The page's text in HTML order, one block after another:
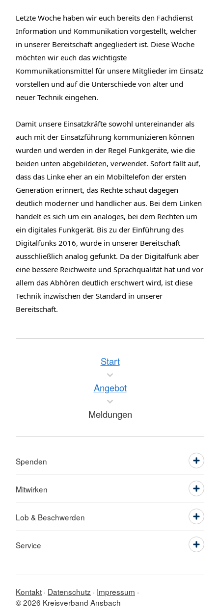
Letzte Woche haben wir euch bereits den Fachdienst
Information und Kommunikation vorgestellt, welcher
in unserer Bereitschaft angegliedert ist. Diese Woche
möchten wir euch das wichtigste
Kommunikationsmittel für unsere Mitglieder im Einsatz
vorstellen und auf die Unterschiede von alter und
neuer Technik eingehen.
Damit unsere Einsatzkräfte sowohl untereinander als
auch mit der Einsatzführung kommunizieren können
wurden und werden in der Regel Funkgeräte, wie die
beiden unten abgebildeten, verwendet. Sofort fällt auf,
dass das Linke eher an ein Mobiltelefon der ersten
Generation erinnert, das Rechte schaut dagegen
deutlich moderner und handlicher aus. Bei dem Linken
handelt es sich um ein analoges, bei dem Rechten um
ein digitales Funkgerät. Bis zu der Einführung des
Digitalfunks 2016, wurde in unserer Bereitschaft
ausschließlich analog gefunkt. Da der Digitalfunk aber
eine bessere Reichweite und Sprachqualität hat und vor
allem das Abhören deutlich erschwert wird, ist diese
Technik inzwischen der Standard in unserer
Bereitschaft.
Start
Angebot
Meldungen
Spenden
Mitwirken
Lob & Beschwerden
Service
Kontakt Datenschutz
Impressum
© 2026 Kreisverband Ansbach